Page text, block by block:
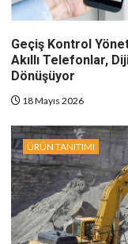
Geçiş Kontrol
Akıllı Telefonlar,
Dönüşüyor
18 Mayıs 2026
ÜRÜN TANITIMI